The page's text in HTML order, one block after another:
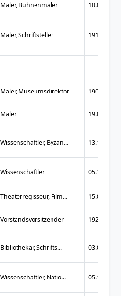
Maler, Bühnenmaler 10.02.1926
Maler, Schriftsteller 1910
Maler, Museumsdirektor 1904
Maler 19.05.1892
Wissenschaftler, Byzan... 13.11.1869
Wissenschaftler 05.12.1901
Theaterregisseur, Film... 15.04.1941
Vorstandsvorsitzender 1924
Bibliothekar, Schrifts... 03.08.1885
Wissenschaftler, Natio... 05.11.1817